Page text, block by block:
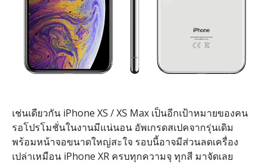
เช่นเดียวกัน iPhone XS / XS Max เป็นอีกเป้าหมายของคน
รอโปรโมชั่นในงานมีแน่นอน อัพเกรดสเปคจากรุ่นเดิม
พร้อมหน้าจอขนาดใหญ่สะใจ รอบนี้อาจมีส่วนลดเครื่อง
เปล่าเหมือน iPhone XR ครบทุกความจุ ทุกสี มาจัดเลย